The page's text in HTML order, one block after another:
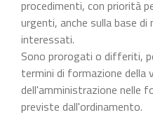
procedimenti, con priorità
urgenti, anche sulla base
interessati.
Sono prorogati o differiti,
termini di formazione della
dell'amministrazione nelle
previste dall'ordinamento.